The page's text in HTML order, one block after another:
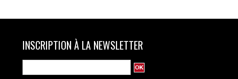
INSCRIPTION À LA NEWSLETTER